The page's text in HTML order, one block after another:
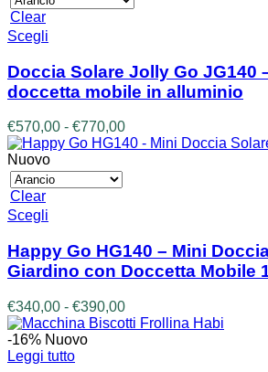
€5,90.€3,90.
Clear
Scegli
ha
più
varianti.
Le
opzioni
possono
essere
scelte
prodotto
Doccia Solare Jolly Go JG140
doccetta mobile in alluminio
€570,00 - €770,00Fascia
di
Nuovo
Clear
Scegli
ha
più
varianti.
opzioni
possono
essere
scelte
Happy Go HG140 – Mini
Giardino con Doccetta Mobile
€340,00 - €390,00Fascia
di
-16% Nuovo
Leggi tutto